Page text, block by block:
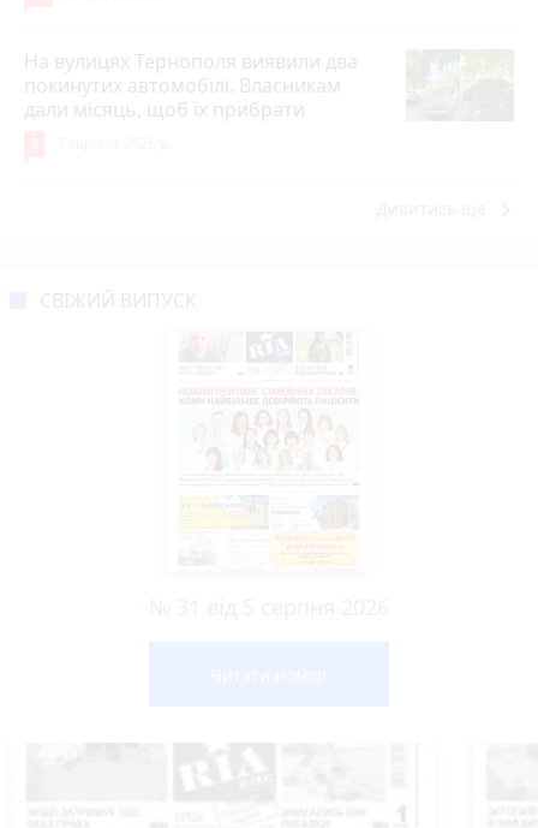
На вулицях Тернополя виявили два
покинутих автомобілі. Власникам
дали місяць, щоб їх прибрати